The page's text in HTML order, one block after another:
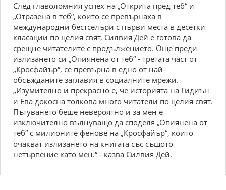
След главоломния успех на „Открита пред теб“ и
„Отразена в теб“, които се превърнаха в
международни бестселъри с първи места в десетки
класации по целия свят, Силвия Дей е готова да
срещне читателите с продължението. Още преди
излизането си „Опиянена от теб“ - третата част от
„Кросфайър“, се превърна в едно от най-
обсъжданите заглавия в социалните мрежи.
„Изумително и прекрасно е, че историята на Гидиън
и Ева докосна толкова много читатели по целия свят.
Пътуването беше невероятно и за мен е
изключително вълнуващо да споделя „Опиянена от
теб“ с милионите фенове на „Кросфайър“, които
очакват излизането на книгата със същото
нетърпение като мен.“ - казва Силвия Дей.